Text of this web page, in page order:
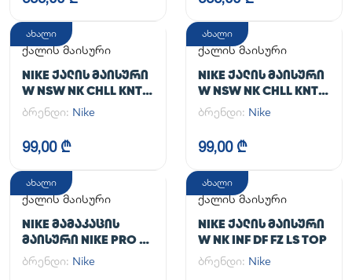
ახალი
ქალის მაისური
NIKE ᲥᲐᲚᲘᲡ ᲛᲐᲘᲡᲣᲠᲘ
W NSW NK CHLL KNT
MD CRP
ბრენდი: Nike
99,00 ₾
ახალი
ქალის მაისური
NIKE ᲥᲐᲚᲘᲡ ᲛᲐᲘᲡᲣᲠᲘ
W NSW NK CHLL KNT
MD CRP
ბრენდი: Nike
99,00 ₾
ახალი
ქალის მაისური
NIKE ᲛᲐᲛᲐᲙᲐᲪᲘᲡ
ᲛᲐᲘᲡᲣᲠᲘ NIKE PRO DF
365 CROP LS
ბრენდი: Nike
ახალი
ქალის მაისური
NIKE ᲥᲐᲚᲘᲡ ᲛᲐᲘᲡᲣᲠᲘ
W NK INF DF FZ LS TOP
ბრენდი: Nike